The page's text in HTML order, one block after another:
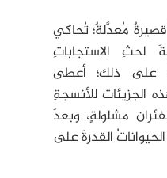
مُعدَّلةٌ؛ تُحاكي
لحثِ الاستجاباتِ
على ذلك؛ أعطى
الجزيئات للأنسجةِ
مشلولةٍ، وبعدَ
القدرةَ على